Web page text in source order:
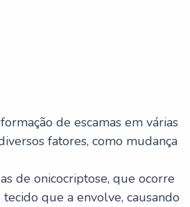
de escamas em várias
fatores, como mudança
de onicocriptose, que ocorre
que a envolve, causando